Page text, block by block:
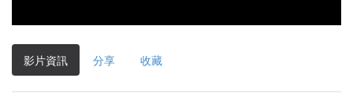
影片資訊 分享 收藏